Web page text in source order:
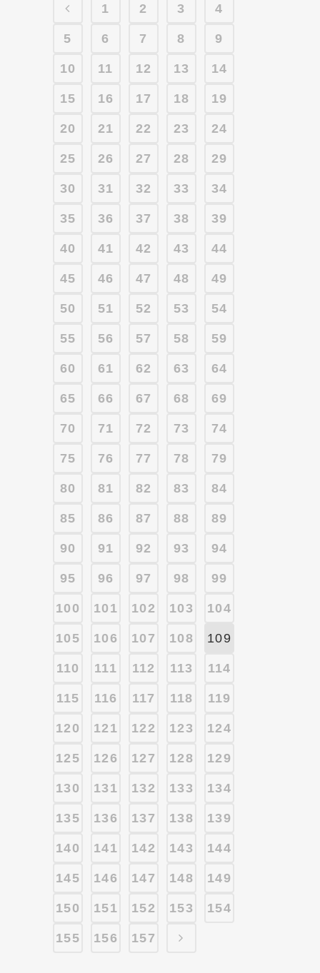
1 2 3 4
5 6 7 8 9
10 11 12 13 14
15 16 17 18 19
20 21 22 23 24
25 26 27 28 29
30 31 32 33 34
35 36 37 38 39
40 41 42 43 44
45 46 47 48 49
50 51 52 53 54
55 56 57 58 59
60 61 62 63 64
65 66 67 68 69
70 71 72 73 74
75 76 77 78 79
80 81 82 83 84
85 86 87 88 89
90 91 92 93 94
95 96 97 98 99
100 101 102 103 104
105 106 107 108 109
110 111 112 113 114
115 116 117 118 119
120 121 122 123 124
125 126 127 128 129
130 131 132 133 134
135 136 137 138 139
140 141 142 143 144
145 146 147 148 149
150 151 152 153 154
155 156 157